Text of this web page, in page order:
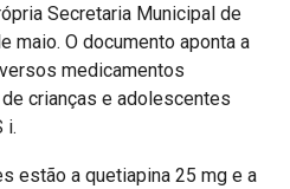
Secretaria Municipal de
maio. O documento aponta a
medicamentos
crianças e adolescentes
i.
estão a quetiapina 25 mg e a